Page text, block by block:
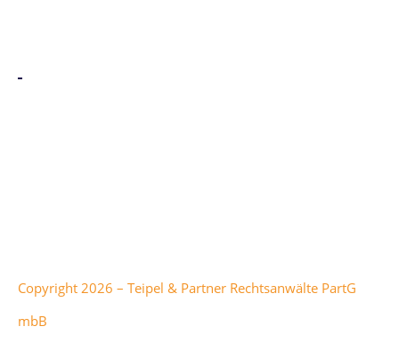
Copyright 2026 – Teipel & Partner Rechtsanwälte PartG
mbB